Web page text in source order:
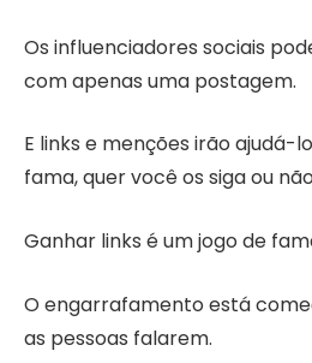
Os influenciadores sociais
com apenas uma postagem.
E links e menções irão ajudá-
fama, quer você os siga ou
Ganhar links é um jogo de
O engarrafamento está
as pessoas falarem.